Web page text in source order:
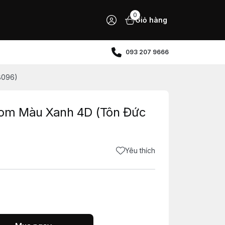
0
Giỏ hàng
093 207 9666
Màu Xanh 4D (Tôn Đức
Yêu thích